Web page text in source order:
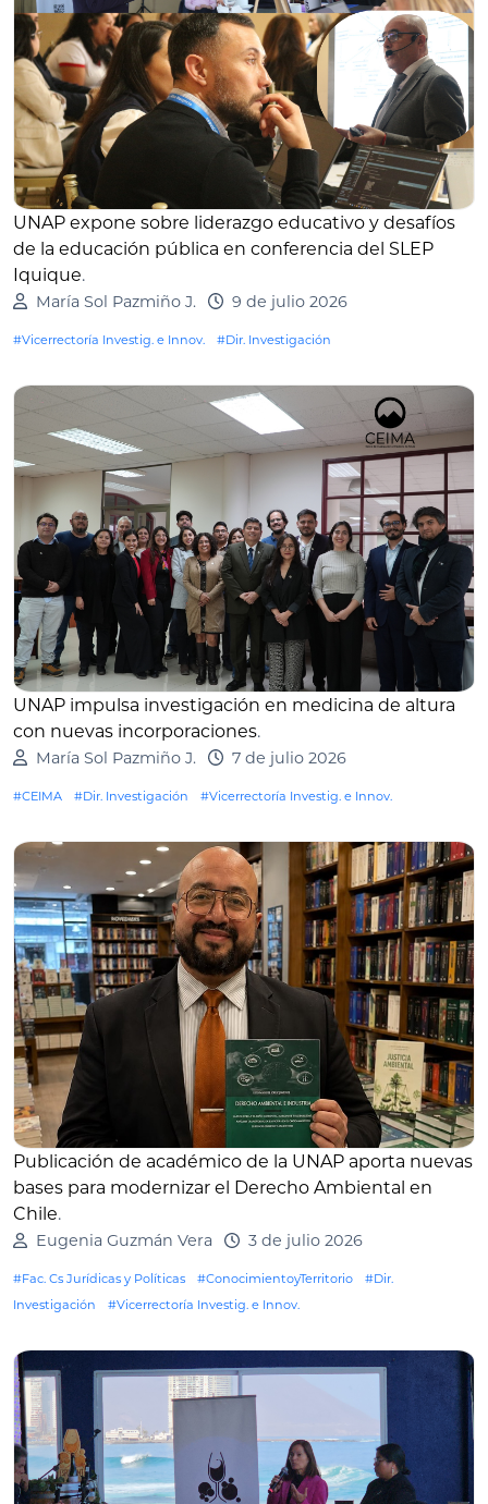
UNAP expone sobre liderazgo educativo y desafíos
de la educación pública en conferencia del SLEP
Iquique.
María Sol Pazmiño J. 9 de julio 2026
#Vicerrectoría Investig. e Innov. #Dir. Investigación
UNAP impulsa investigación en medicina de altura
con nuevas incorporaciones.
María Sol Pazmiño J. 7 de julio 2026
#CEIMA #Dir. Investigación #Vicerrectoría Investig. e Innov.
Publicación de académico de la UNAP aporta nuevas
bases para modernizar el Derecho Ambiental en
Chile.
Eugenia Guzmán Vera 3 de julio 2026
#Fac. Cs Jurídicas y Políticas #ConocimientoyTerritorio
#Dir.
Investigación
#Vicerrectoría Investig. e Innov.